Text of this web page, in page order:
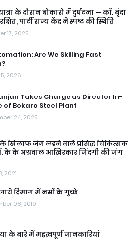
के दौरान बोकारो में दुर्घटना — काॅ. बृंदा
पार्टी राज्य केंद्र ने स्पष्ट की स्थिति
17, 2025
Are We Skilling Fast
2026
Takes Charge as Director In-
of Bokaro Steel Plant
24, 2025
के खिलाफ जंग लडने वाले प्रसिद्ध चिकित्सक
के के अग्रवाल आखिरकार जिंदगी की जंग
2021
दिमाग में नसों के गुच्छे
08, 2019
के बारे में महत्वपूर्ण जानकारियां